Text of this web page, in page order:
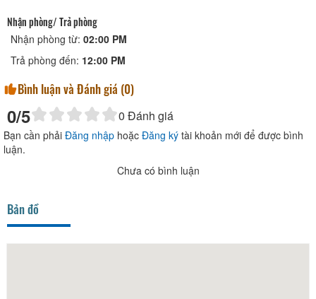
Nhận phòng/ Trả phòng
Nhận phòng từ: 02:00 PM
Trả phòng đến: 12:00 PM
Bình luận và Đánh giá (0)
0/5 0 Đánh giá
Bạn cần phải Đăng nhập hoặc Đăng ký tài khoản mới để được bình
luận.
Chưa có bình luận
Bản đồ